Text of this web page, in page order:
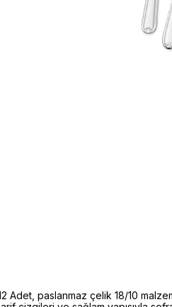
Adet, paslanmaz çelik 18/10